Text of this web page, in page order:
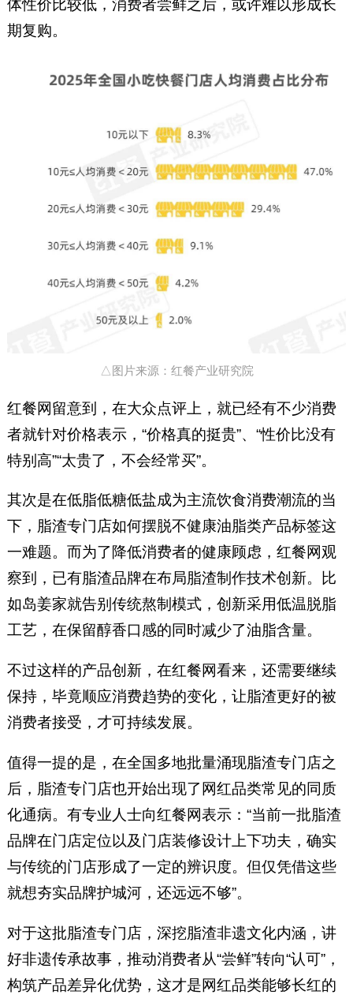
体性价比较低，消费者尝鲜之后，或许难以形成长
期复购。
△图片来源：红餐产业研究院
红餐网留意到，在大众点评上，就已经有不少消费
者就针对价格表示，“价格真的挺贵”、“性价比没有
特别高”“太贵了，不会经常买”。
其次是在低脂低糖低盐成为主流饮食消费潮流的当
下，脂渣专门店如何摆脱不健康油脂类产品标签这
一难题。而为了降低消费者的健康顾虑，红餐网观
察到，已有脂渣品牌在布局脂渣制作技术创新。比
如岛姜家就告别传统熬制模式，创新采用低温脱脂
工艺，在保留醇香口感的同时减少了油脂含量。
不过这样的产品创新，在红餐网看来，还需要继续
保持，毕竟顺应消费趋势的变化，让脂渣更好的被
消费者接受，才可持续发展。
值得一提的是，在全国多地批量涌现脂渣专门店之
后，脂渣专门店也开始出现了网红品类常见的同质
化通病。有专业人士向红餐网表示：“当前一批脂渣
品牌在门店定位以及门店装修设计上下功夫，确实
与传统的门店形成了一定的辨识度。但仅凭借这些
就想夯实品牌护城河，还远远不够”。
对于这批脂渣专门店，深挖脂渣非遗文化内涵，讲
好非遗传承故事，推动消费者从“尝鲜”转向“认可”，
构筑产品差异化优势，这才是网红品类能够长红的